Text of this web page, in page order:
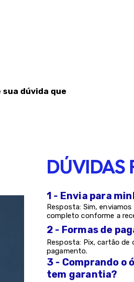
dúvida que
DÚVIDAS
1 - Envia para
Resposta: Sim,
completo conforme a
2 - Formas de
Resposta: Pix, cartão
pagamento.
3 - Comprando o
tem garantia?